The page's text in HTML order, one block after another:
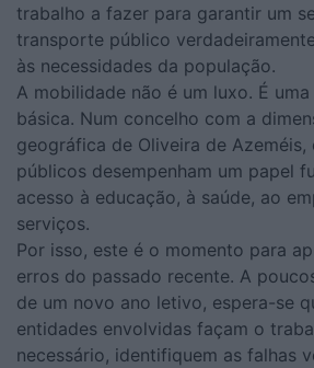
trabalho a fazer para garantir um
transporte público
às necessidades da população.
A mobilidade não é um luxo. É
básica. Num concelho com a
geográfica de Oliveira de
públicos desempenham um papel
acesso à educação, à saúde, ao
serviços.
Por isso, este é o momento para
erros do passado recente. A
de um novo ano letivo, espera-se
entidades envolvidas façam o
necessário, identifiquem as falhas